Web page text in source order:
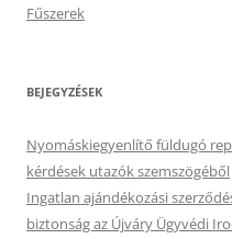
Fűszerek
BEJEGYZÉSEK
Nyomáskiegyenlítő füldugó
kérdések utazók szemszögéből
Ingatlan ajándékozási
biztonság az Újváry Ügyvédi